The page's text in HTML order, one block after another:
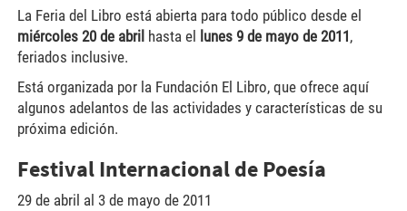
La Feria del Libro está abierta para todo público desde el
miércoles 20 de abril hasta el lunes 9 de mayo de 2011,
feriados inclusive.
Está organizada por la Fundación El Libro, que ofrece aquí
algunos adelantos de las actividades y características de su
próxima edición.
Festival Internacional de Poesía
29 de abril al 3 de mayo de 2011